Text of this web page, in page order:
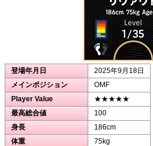
登場年月日
2025年9月18日
メインポジション
OMF
Player Value
★★★★★
最高総合値
100
身長
186cm
体重
75kg